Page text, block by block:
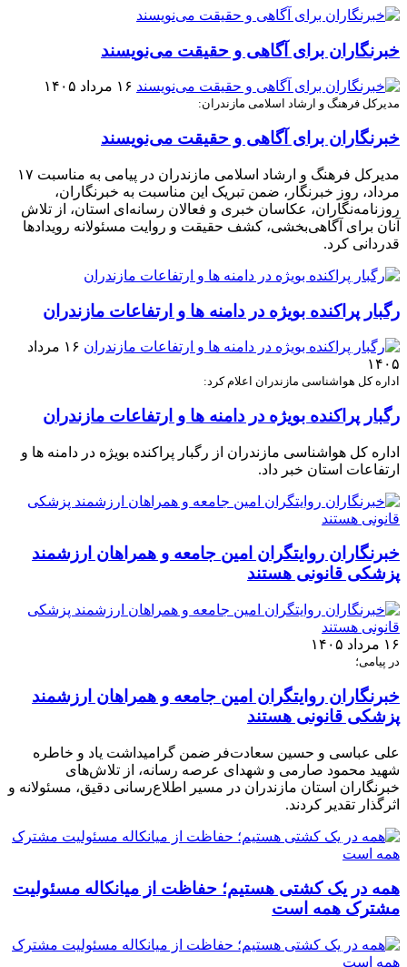
خبرنگاران برای آگاهی و حقیقت می‌نویسند
۱۶ مرداد ۱۴۰۵
مدیرکل فرهنگ و ارشاد اسلامی مازندران:
خبرنگاران برای آگاهی و حقیقت می‌نویسند
مدیرکل فرهنگ و ارشاد اسلامی مازندران در پیامی به مناسبت ۱۷
مرداد، روز خبرنگار، ضمن تبریک این مناسبت به خبرنگاران،
روزنامه‌نگاران، عکاسان خبری و فعالان رسانه‌ای استان، از تلاش
آنان برای آگاهی‌بخشی، کشف حقیقت و روایت مسئولانه رویدادها
قدردانی کرد.
رگبار پراکنده بویژه در دامنه ها و ارتفاعات مازندران
۱۶ مرداد
۱۴۰۵
اداره کل هواشناسی مازندران اعلام کرد:
رگبار پراکنده بویژه در دامنه ها و ارتفاعات مازندران
اداره کل هواشناسی مازندران از رگبار پراکنده بویژه در دامنه ها و
ارتفاعات استان خبر داد.
خبرنگاران روایتگران امین جامعه و همراهان ارزشمند
پزشکی قانونی هستند
۱۶ مرداد ۱۴۰۵
در پیامی؛
خبرنگاران روایتگران امین جامعه و همراهان ارزشمند
پزشکی قانونی هستند
علی عباسی و حسین سعادت‌فر ضمن گرامیداشت یاد و خاطره
شهید محمود صارمی و شهدای عرصه رسانه، از تلاش‌های
خبرنگاران استان مازندران در مسیر اطلاع‌رسانی دقیق، مسئولانه و
اثرگذار تقدیر کردند.
همه در یک کشتی هستیم؛ حفاظت از میانکاله مسئولیت
مشترک همه است